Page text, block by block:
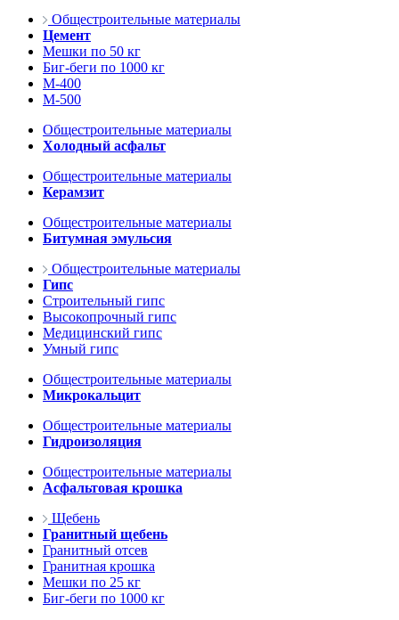
Общестроительные материалы
Цемент
Мешки по 50 кг
Биг-беги по 1000 кг
М-400
М-500
Общестроительные материалы
Холодный асфальт
Общестроительные материалы
Керамзит
Общестроительные материалы
Битумная эмульсия
Общестроительные материалы
Гипс
Строительный гипс
Высокопрочный гипс
Медицинский гипс
Умный гипс
Общестроительные материалы
Микрокальцит
Общестроительные материалы
Гидроизоляция
Общестроительные материалы
Асфальтовая крошка
Щебень
Гранитный щебень
Гранитный отсев
Гранитная крошка
Мешки по 25 кг
Биг-беги по 1000 кг